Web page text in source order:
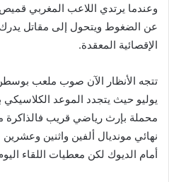
وعندما يرتدي اللاعب المغربي
عن الضغوط ويتحول إلى مقاتل يدرك
الإقصائية المعقدة.
تتجه الأنظار الآن صوب ملعب
يوليو حيث يتجدد الموعد
محملة بإرث رياضي قريب
نهائي مونديال ألفين واثنين
أمام الديوك لكن معطيات اللقاء